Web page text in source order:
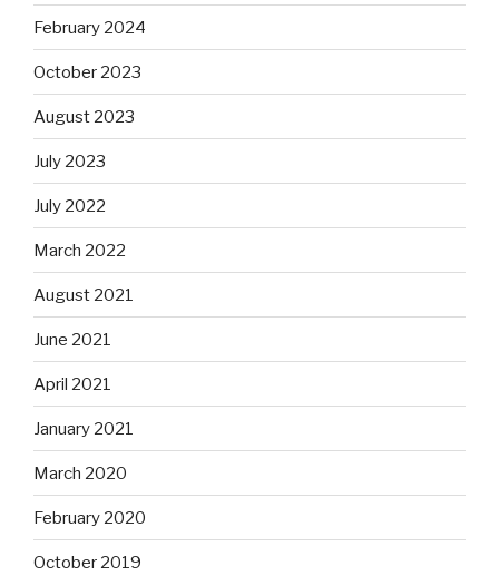
February 2024
October 2023
August 2023
July 2023
July 2022
March 2022
August 2021
June 2021
April 2021
January 2021
March 2020
February 2020
October 2019